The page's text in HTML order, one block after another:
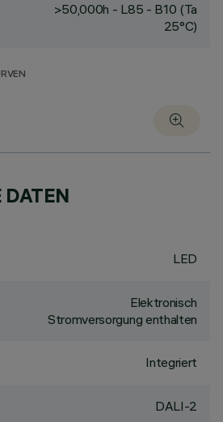
>50,000h - L85 - B10 (Ta
25°C)
DATEN
LED
Elektronisch
Stromversorgung enthalten
Integriert
DALI-2